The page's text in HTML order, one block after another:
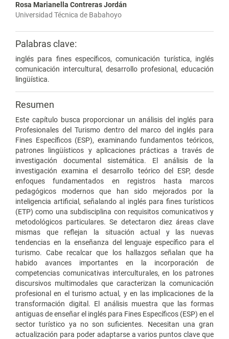
Rosa Marianella Contreras Jordán
Universidad Técnica de Babahoyo
Palabras clave:
inglés para fines específicos, comunicación turística, inglés
comunicación intercultural, desarrollo profesional, educación
lingüística.
Resumen
Este capítulo busca proporcionar un análisis del inglés para
Profesionales del Turismo dentro del marco del inglés para
Fines Específicos (ESP), examinando fundamentos teóricos,
patrones lingüísticos y aplicaciones prácticas a través de
investigación documental sistemática. El análisis de la
investigación examina el desarrollo teórico del ESP, desde
enfoques fundamentados en registros hasta marcos
pedagógicos modernos que han sido mejorados por la
inteligencia artificial, señalando al inglés para fines turísticos
(ETP) como una subdisciplina con requisitos comunicativos y
metodológicos particulares. Se detectaron diez áreas clave
mismas que reflejan la situación actual y las nuevas
tendencias en la enseñanza del lenguaje específico para el
turismo. Cabe recalcar que los hallazgos señalan que ha
habido avances importantes en la incorporación de
competencias comunicativas interculturales, en los patrones
discursivos multimodales que caracterizan la comunicación
profesional en el turismo actual, y en las implicaciones de la
transformación digital. El análisis muestra que las formas
antiguas de enseñar el inglés para Fines Específicos (ESP) en el
sector turístico ya no son suficientes. Necesitan una gran
actualización para poder adaptarse a varios puntos clave que